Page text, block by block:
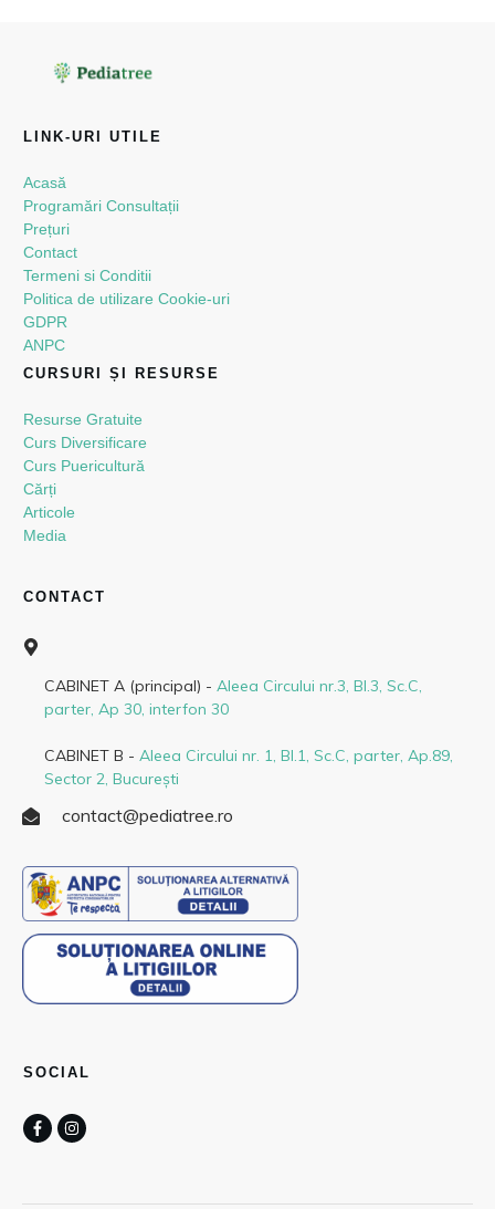
LINK-URI UTILE
Acasă
Programări Consultații
Prețuri
Contact
Termeni si Conditii
Politica de utilizare Cookie-uri
GDPR
ANPC
CURSURI ȘI RESURSE
Resurse Gratuite
Curs Diversificare
Curs Puericultură
Cărți
Articole
Media
CONTACT
CABINET A (principal) - Aleea Circului nr.3, Bl.3, Sc.C,
parter, Ap 30, interfon 30
CABINET B - Aleea Circului nr. 1, Bl.1, Sc.C, parter, Ap.89,
Sector 2, București
contact@pediatree.ro
SOCIAL